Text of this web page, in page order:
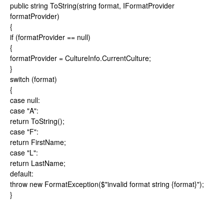
public string ToString(string format, IFormatProvider
formatProvider)
{
if (formatProvider == null)
{
formatProvider = CultureInfo.CurrentCulture;
}
switch (format)
{
case null:
case "A":
return ToString();
case "F":
return FirstName;
case "L":
return LastName;
default:
throw new FormatException($"invalid format string {format}");
}